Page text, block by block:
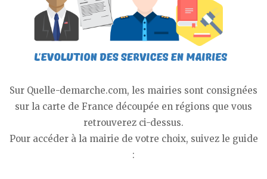
Sur Quelle-demarche.com, les mairies sont consignées
sur la carte de France découpée en régions que vous
retrouverez ci-dessus.
Pour accéder à la mairie de votre choix, suivez le guide
: